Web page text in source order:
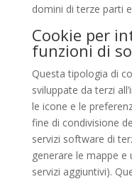
domini di terze parti
Cookie per
funzioni di
Questa tipologia di
sviluppate da terzi
le icone e le
fine di condivisione
servizi software di
generare le mappe
servizi aggiuntivi).